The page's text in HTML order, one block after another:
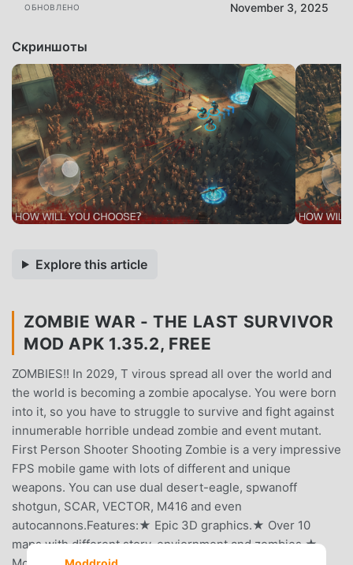
ОБНОВЛЕНО November 3, 2025
Скриншоты
Explore this article
ZOMBIE WAR - THE LAST SURVIVOR
MOD APK 1.35.2, FREE
ZOMBIES!! In 2029, T virous spread all over the world and
the world is becoming a zombie apocalyse. You were born
into it, so you have to struggle to survive and fight against
innumerable horrible undead zombie and event mutant.
First Person Shooter Shooting Zombie is a very impressive
FPS mobile game with lots of different and unique
weapons. You can use dual desert-eagle, spwanoff
shotgun, SCAR, VECTOR, M416 and even
autocannons.Features:★ Epic 3D graphics.★ Over 10
maps with different story, enviornment and zombies.★